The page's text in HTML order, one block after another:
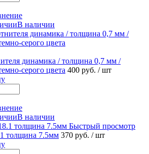
В наличии
динамика / толщина 0,7 мм /
серого цвета 400 руб. / шт
В наличии
Быстрый просмотр
толщина 7.5мм 370 руб. / шт